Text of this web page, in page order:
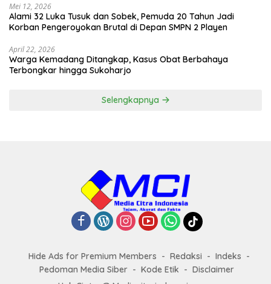
Mei 12, 2026
Alami 32 Luka Tusuk dan Sobek, Pemuda 20 Tahun Jadi
Korban Pengeroyokan Brutal di Depan SMPN 2 Playen
April 22, 2026
Warga Kemadang Ditangkap, Kasus Obat Berbahaya
Terbongkar hingga Sukoharjo
Selengkapnya
Hide Ads for Premium Members Redaksi
Indeks
Pedoman Media Siber
Kode Etik
Disclaimer